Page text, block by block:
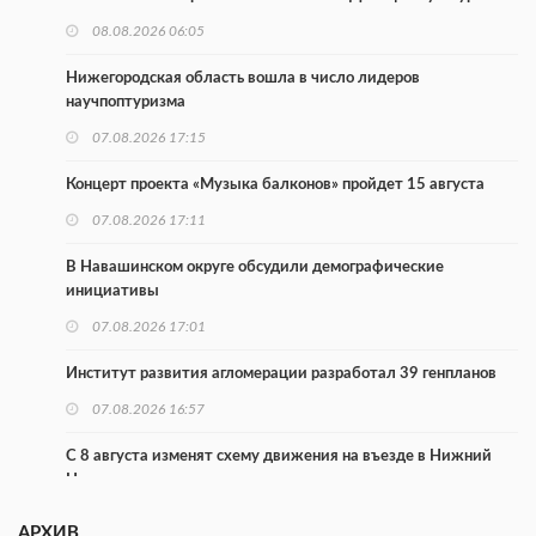
08.08.2026 06:05
Нижегородская область вошла в число лидеров
научпоптуризма
07.08.2026 17:15
Концерт проекта «Музыка балконов» пройдет 15 августа
07.08.2026 17:11
В Навашинском округе обсудили демографические
инициативы
07.08.2026 17:01
Институт развития агломерации разработал 39 генпланов
07.08.2026 16:57
С 8 августа изменят схему движения на въезде в Нижний
Новгород